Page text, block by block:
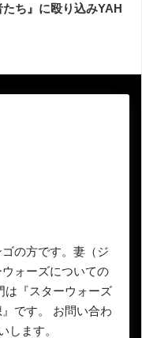
たち』に殴り込みYAH
の方です。妻（ジ
ォーズについての
は『スターウォーズ
です。 お問い合わ
します。